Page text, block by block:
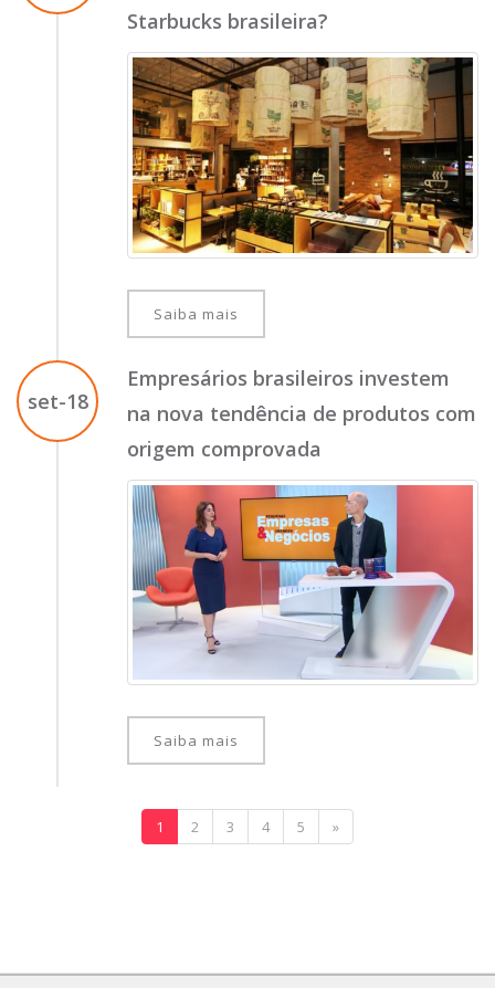
Starbucks brasileira?
Saiba mais
set-18
Empresários brasileiros investem
na nova tendência de produtos com
origem comprovada
Saiba mais
1 2 3 4 5 »